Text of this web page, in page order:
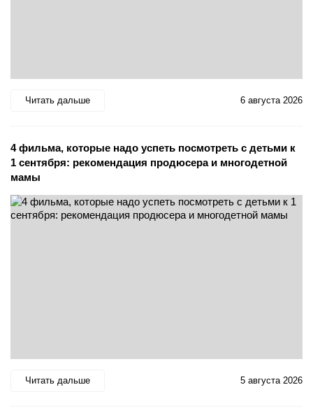
Читать дальше 6 августа 2026
4 фильма, которые надо успеть посмотреть с детьми к
1 сентября: рекомендация продюсера и многодетной
мамы
Читать дальше 5 августа 2026